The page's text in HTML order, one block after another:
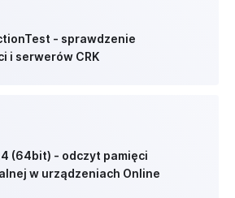
- sprawdzenie
i serwerów CRK
(64bit) - odczyt pamięci
w urządzeniach Online